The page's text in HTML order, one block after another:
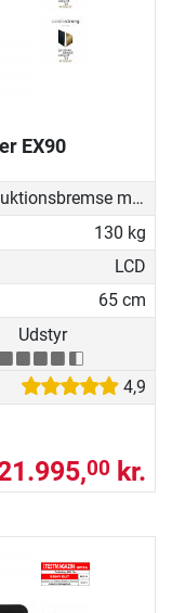
EX90
Induktionsbremse med generator
130 kg
LCD
65 cm
Udstyr
4,9
00 kr.